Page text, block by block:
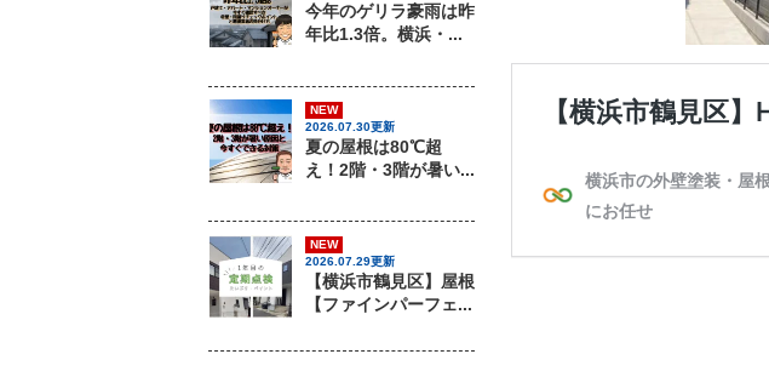
今年のゲリラ豪雨は昨
年比1.3倍。横浜・...
NEW
2026.07.30更新
夏の屋根は80℃超
え！2階・3階が暑い...
NEW
2026.07.29更新
【横浜市鶴見区】屋根
【ファインパーフェ...